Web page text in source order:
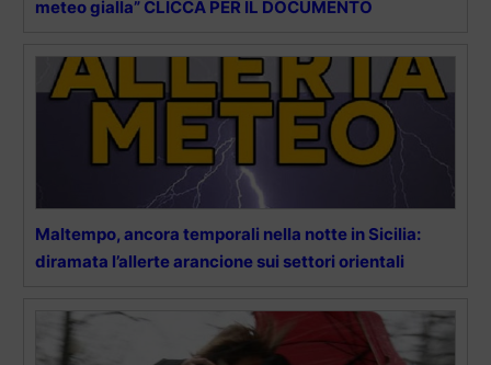
meteo gialla” CLICCA PER IL DOCUMENTO
Maltempo, ancora temporali nella notte in Sicilia:
diramata l’allerte arancione sui settori orientali